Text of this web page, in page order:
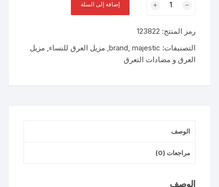
VACATION
ON
(ORIGINAL
UNSCENTED)
إضافة إلى السلة
رمز المنتج: 123822
التصنيفات:
brand, majestic
, مزيل العرق للنساء, مزيل
العرق و مضادات التعرق
الوصف
مراجعات (0)
الوصف